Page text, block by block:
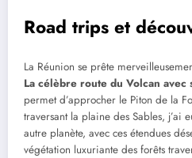
Road trips et
La Réunion se prête
La célèbre route du Volcan avec
permet d’approcher le Piton de la
traversant la plaine des Sables, j’ai
autre planète, avec ces étendues
végétation luxuriante des forêts